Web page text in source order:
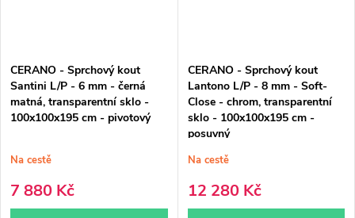
CERANO - Sprchový kout
Santini L/P - 6 mm - černá
matná, transparentní sklo -
100x100x195 cm - pivotový
Na cestě
7 880 Kč
CERANO - Sprchový kout
Lantono L/P - 8 mm - Soft-
Close - chrom, transparentní
sklo - 100x100x195 cm -
posuvný
Na cestě
12 280 Kč